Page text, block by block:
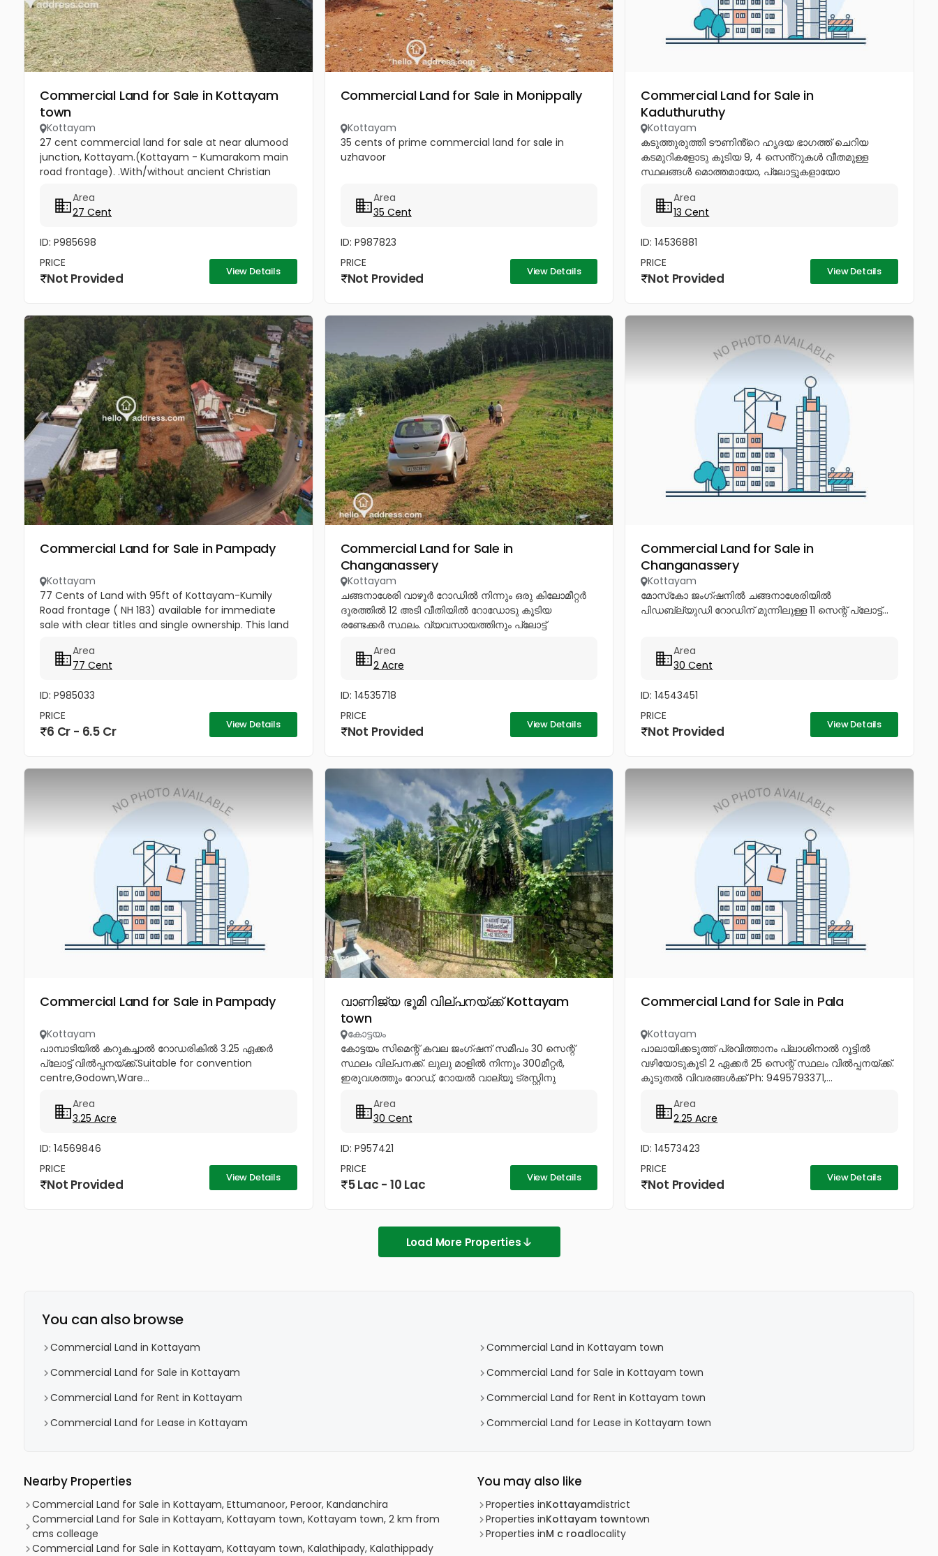
Commercial Land for Sale in Kottayam
town
Kottayam
27 cent commercial land for sale at near alumood
junction, Kottayam.(Kottayam - Kumarakom main
road frontage). .With/without ancient Christian
antique furniture)...
Area
27 Cent
ID: P985698
PRICE
Not Provided View Details
Commercial Land for Sale in Monippally
Kottayam
35 cents of prime commercial land for sale in
uzhavoor
Area
35 Cent
ID: P987823
PRICE
Not Provided View Details
Commercial Land for Sale in
Kaduthuruthy
Kottayam
കടുത്തുരുത്തി ടൗണിൻ്റെ ഹൃദയ ഭാഗത്ത് ചെറിയ
കടമുറികളോടു കൂടിയ 9, 4 സെൻ്റുകൾ വീതമുള്ള
സ്ഥലങ്ങൾ മൊത്തമായോ, പ്ലോട്ടുകളായോ
Area
13 Cent
ID: 14536881
PRICE
Not Provided View Details
Commercial Land for Sale in Pampady
Kottayam
77 Cents of Land with 95ft of Kottayam-Kumily
Road frontage ( NH 183) available for immediate
sale with clear titles and single ownership. This land
as flats or premium...
Area
77 Cent
ID: P985033
PRICE
6 Cr - 6.5 Cr View Details
Commercial Land for Sale in
Changanassery
Kottayam
ചങ്ങനാശേരി വാഴൂർ റോഡിൽ നിന്നും ഒരു കിലോമീറ്റർ
ദൂരത്തിൽ 12 അടി വീതിയിൽ റോഡോടു കൂടിയ
രണ്ടേക്കർ സ്ഥലം. വ്യവസായത്തിനും പ്ലോട്ട്
Area
2 Acre
ID: 14535718
PRICE
Not Provided View Details
Commercial Land for Sale in
Changanassery
Kottayam
മോസ്‌കോ ജംഗ്ഷനിൽ ചങ്ങനാശേരിയിൽ
പിഡബ്ല്യുഡി റോഡിന് മുന്നിലുള്ള 11 സെന്റ് പ്ലോട്ട്...
Area
30 Cent
ID: 14543451
PRICE
Not Provided View Details
Commercial Land for Sale in Pampady
Kottayam
പാമ്പാടിയിൽ കറുകച്ചാൽ റോഡരികിൽ 3.25 ഏക്കർ
പ്ലോട്ട് വിൽപ്പനയ്ക്ക്.Suitable for convention
centre,Godown,Ware...
Area
3.25 Acre
ID: 14569846
PRICE
Not Provided View Details
വാണിജ്യ ഭൂമി വില്പനയ്ക്ക് Kottayam
town
കോട്ടയം
കോട്ടയം സിമെന്റ് കവല ജംഗ്ഷന് സമീപം 30 സെന്റ്
സ്ഥലം വില്പനക്ക്. ലുലു മാളിൽ നിന്നും 300മീറ്റർ,
ഇരുവശത്തും റോഡ്, റോയൽ വാല്യൂ ട്രസ്റ്റിനു
Junction, Nattokom. 300m from Lulu...
Area
30 Cent
ID: P957421
PRICE
5 Lac - 10 Lac View Details
Commercial Land for Sale in Pala
Kottayam
പാലായിക്കടുത്ത് പ്രവിത്താനം പ്ലാശിനാൽ റൂട്ടിൽ
വഴിയോടുകൂടി 2 ഏക്കർ 25 സെന്റ് സ്ഥലം വിൽപ്പനയ്ക്ക്.
കൂടുതൽ വിവരങ്ങൾക്ക് Ph: 9495793371,...
Area
2.25 Acre
ID: 14573423
PRICE
Not Provided View Details
Load More Properties
You can also browse
Commercial Land in Kottayam
Commercial Land in Kottayam town
Commercial Land for Sale in Kottayam
Commercial Land for Sale in Kottayam town
Commercial Land for Rent in Kottayam
Commercial Land for Rent in Kottayam town
Commercial Land for Lease in Kottayam
Commercial Land for Lease in Kottayam town
Nearby Properties
Commercial Land for Sale in Kottayam, Ettumanoor, Peroor, Kandanchira
Commercial Land for Sale in Kottayam, Kottayam town, Kottayam town, 2 km from
cms colleage
Commercial Land for Sale in Kottayam, Kottayam town, Kalathipady, Kalathippady
You may also like
Properties inKottayamdistrict
Properties inKottayam towntown
Properties inM c roadlocality